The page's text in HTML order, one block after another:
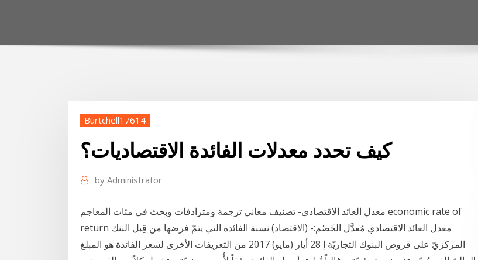
Burtchell17614
كيف تحدد معدلات الفائدة الاقتصاديات؟
by Administrator
معدل العائد الاقتصادي- تصنيف معاني ترجمة ومترادفات وبحث في مئات المعاجم economic rate of
return معدل العائد الاقتصادي مُعدَّل الخَصْم:- (الاقتصاد) نسبة الفائدة التي يتمّ فرضها من قِبل البنك
المركزيّ على قروض البنوك التجاريّة إ 28 أيار (مايو) 2017 من التعريفات الأخرى لسعر الفائدة هو المبلغ